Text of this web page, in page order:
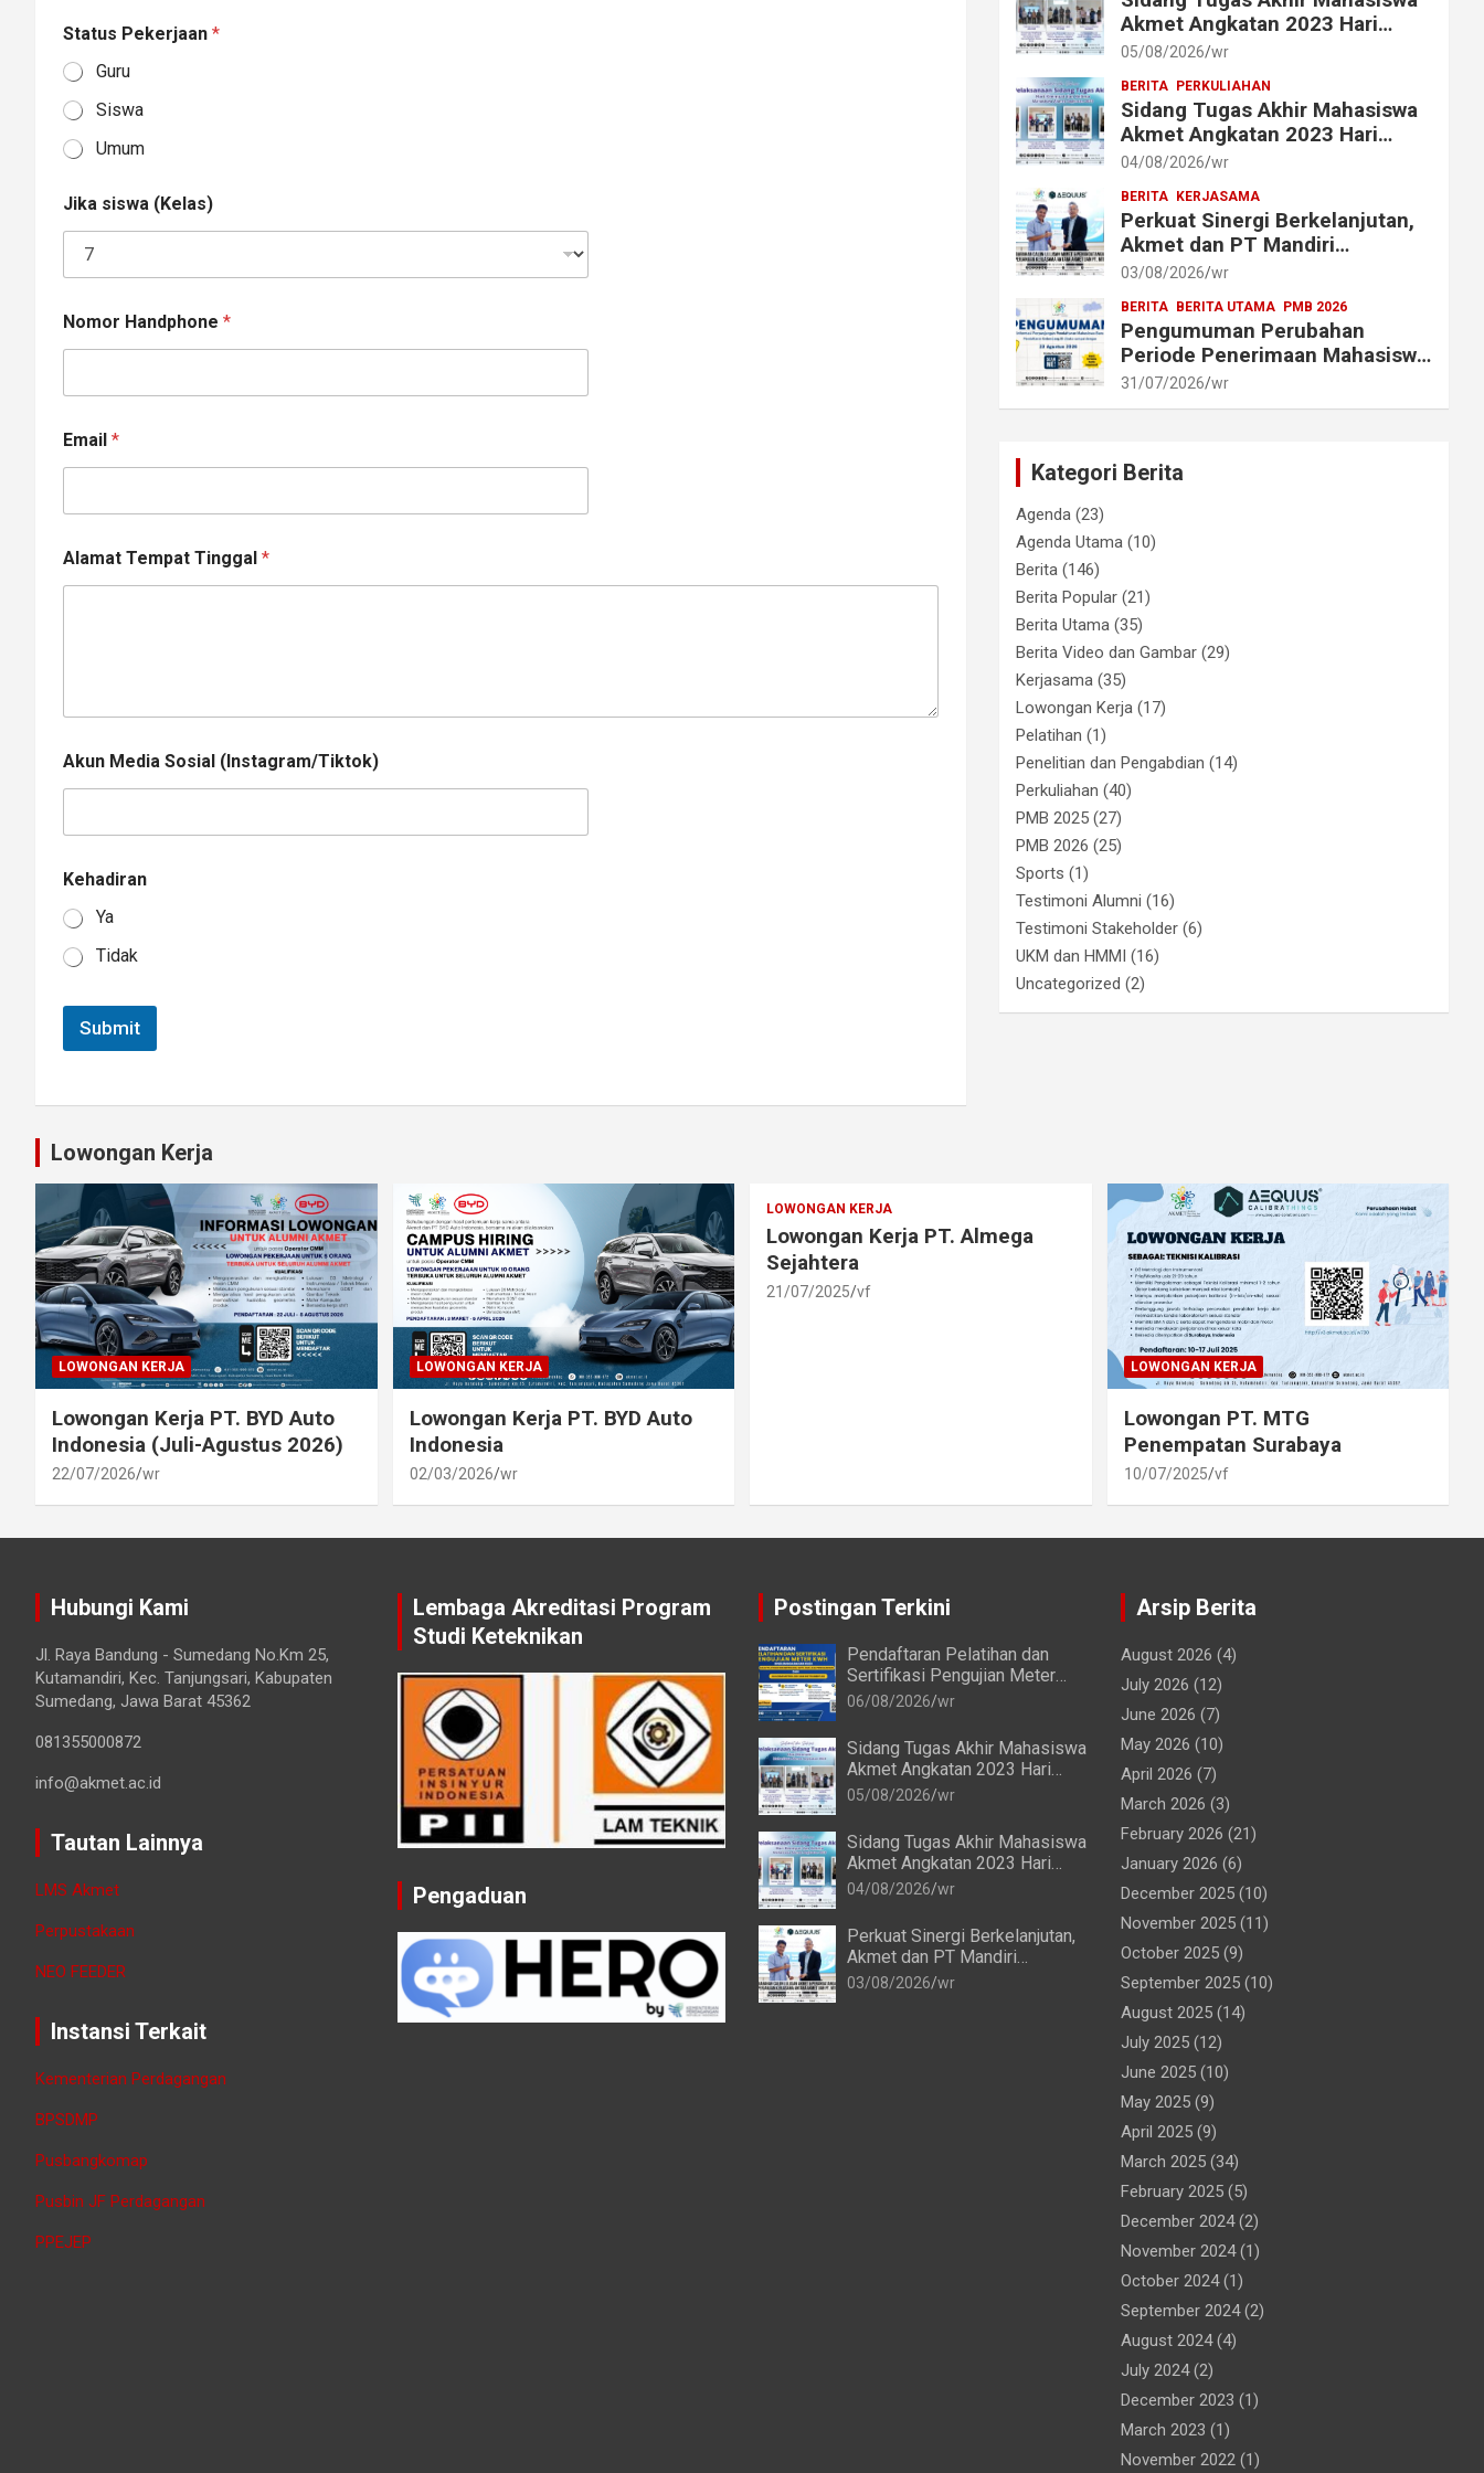
Status Pekerjaan *
Guru
Siswa
Umum
Jika siswa (Kelas)
Nomor Handphone *
Email *
Alamat Tempat Tinggal *
l
a
a
A
k
u
n
K
a
Akun Media Sosial (Instagram/Tiktok)
Kehadiran
Ya
Tidak
Submit
Akmet Angkatan 2023 Hari
Keenam Berlangsung Lancar
05/08/2026 wr
BERITA PERKULIAHAN
Sidang Tugas Akhir Mahasiswa
Akmet Angkatan 2023 Hari
Keempat dan Kelima
04/08/2026 wr
BERITA KERJASAMA
Perkuat Sinergi Berkelanjutan,
Akmet dan PT Mandiri
Transforma Global (MTG)
Kerja Sama
03/08/2026 wr
BERITA BERITA UTAMA PMB 2026
Pengumuman Perubahan
Periode Penerimaan Mahasiswa
Baru Akademi Metrologi dan
Instrumentasi Tahun 2026
31/07/2026 wr
Kategori Berita
Agenda (23)
Agenda Utama (10)
Berita (146)
Berita Popular (21)
Berita Utama (35)
Berita Video dan Gambar (29)
Kerjasama (35)
Lowongan Kerja (17)
Pelatihan (1)
Penelitian dan Pengabdian (14)
Perkuliahan (40)
PMB 2025 (27)
PMB 2026 (25)
Sports (1)
Testimoni Alumni (16)
Testimoni Stakeholder (6)
UKM dan HMMI (16)
Uncategorized (2)
Lowongan Kerja
LOWONGAN KERJA
Lowongan Kerja PT. BYD Auto
Indonesia (Juli-Agustus 2026)
22/07/2026 wr
LOWONGAN KERJA
Lowongan Kerja PT. BYD Auto
Indonesia
02/03/2026 wr
LOWONGAN KERJA
Lowongan Kerja PT. Almega
Sejahtera
21/07/2025 vf
LOWONGAN KERJA
Lowongan PT. MTG
Penempatan Surabaya
10/07/2025 vf
Hubungi Kami
Jl. Raya Bandung - Sumedang No.Km 25,
Kutamandiri, Kec. Tanjungsari, Kabupaten
Sumedang, Jawa Barat 45362
081355000872
info@akmet.ac.id
Tautan Lainnya
LMS Akmet
Perpustakaan
NEO FEEDER
Instansi Terkait
Kementerian Perdagangan
BPSDMP
Pusbangkomap
Pusbin JF Perdagangan
PPEJEP
Lembaga Akreditasi Program
Studi Keteknikan
Pengaduan
Postingan Terkini
Pendaftaran Pelatihan dan
Sertifikasi Pengujian Meter
kWh bagi Mahasiswa dan
06/08/2026 wr
Sidang Tugas Akhir Mahasiswa
Akmet Angkatan 2023 Hari
Keenam Berlangsung Lancar
05/08/2026 wr
Sidang Tugas Akhir Mahasiswa
Akmet Angkatan 2023 Hari
Keempat dan Kelima
04/08/2026 wr
Perkuat Sinergi Berkelanjutan,
Akmet dan PT Mandiri
Transforma Global (MTG)
03/08/2026 wr
Arsip Berita
August 2026 (4)
July 2026 (12)
June 2026 (7)
May 2026 (10)
April 2026 (7)
March 2026 (3)
February 2026 (21)
January 2026 (6)
December 2025(10)
November 2025(11)
October 2025(9)
September 2025(10)
August 2025(14)
July 2025(12)
June 2025(10)
May 2025(9)
April 2025(9)
March 2025(34)
February 2025(5)
December 2024(2)
November 2024(1)
October 2024(1)
September 2024(2)
August 2024(4)
July 2024(2)
December 2023 (1)
March 2023 (1)
November 2022(1)